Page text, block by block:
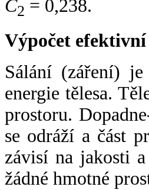
C2 = 0,238.
Výpočet
Sálání (záření)
energie tělesa.
prostoru.
se odráží a část
závisí na jakosti
žádné hmotné